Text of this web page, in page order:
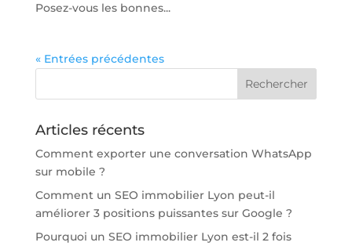
Posez-vous les bonnes...
« Entrées précédentes
Articles récents
Comment exporter une conversation WhatsApp
sur mobile ?
Comment un SEO immobilier Lyon peut-il
améliorer 3 positions puissantes sur Google ?
Pourquoi un SEO immobilier Lyon est-il 2 fois